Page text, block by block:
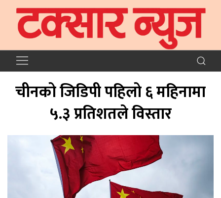
चीनको जिडिपी पहिलो ६ महिनामा
५.३ प्रतिशतले विस्तार